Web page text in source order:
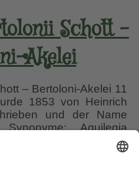
Schott –
Akelei
– Bertoloni-Akelei 11
1853 von Heinrich
und der Name
Aquilegia
geklärt), Aquilegia
(Schott) Brühl,